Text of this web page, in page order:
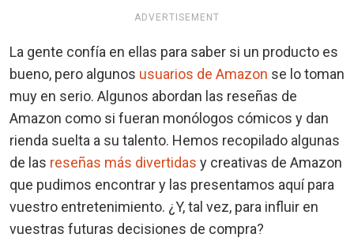
ADVERTISEMENT
La gente confía en ellas para saber si un producto es
bueno, pero algunos usuarios de Amazon se lo toman
muy en serio. Algunos abordan las reseñas de
Amazon como si fueran monólogos cómicos y dan
rienda suelta a su talento. Hemos recopilado algunas
de las reseñas más divertidas y creativas de Amazon
que pudimos encontrar y las presentamos aquí para
vuestro entretenimiento. ¿Y, tal vez, para influir en
vuestras futuras decisiones de compra?